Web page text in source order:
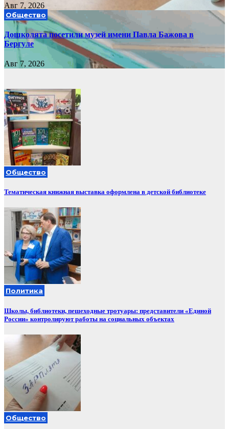
Авг 7, 2026
Общество
Дошколята посетили музей имени Павла Бажова в
Бергуле
Авг 7, 2026
Общество
Тематическая книжная выставка оформлена в детской библиотеке
Политика
Школы, библиотеки, пешеходные тротуары: представители «Единой
России» контролируют работы на социальных объектах
Общество